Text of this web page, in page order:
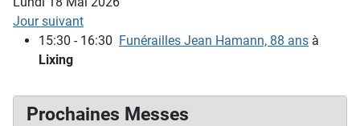
Jour suivant
15:30 - 16:30 Funérailles Jean Hamann, 88 ans à
Lixing
Prochaines Messes